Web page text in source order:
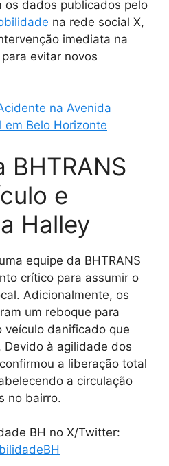
os dados publicados pelo
na rede social X,
imediata na
evitar novos
na Avenida
em Belo Horizonte
BHTRANS
e
Halley
equipe da BHTRANS
crítico para assumir o
Adicionalmente, os
um reboque para
veículo danificado que
Devido à agilidade dos
a liberação total
a circulação
no bairro.
BH no X/Twitter: